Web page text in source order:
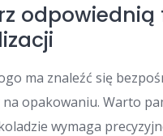
ma znaleźć się
na opakowaniu. Warto
wymaga